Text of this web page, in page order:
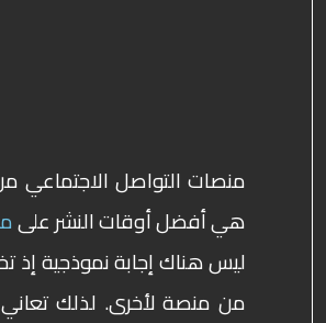
منصات التواصل الاجتماعي
هي أفضل أوقات النشر على
ليس هناك إجابة نموذجية إذ
من منصة لأخرى. لذلك